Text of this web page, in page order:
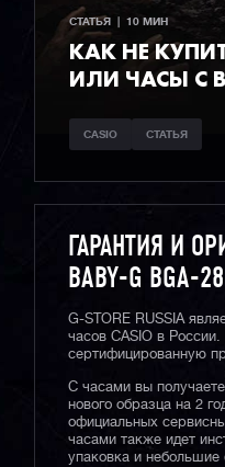
СТАТЬЯ  |  10 МИН
КАК НЕ
ИЛИ ЧАСЫ С
CASIO СТАТЬЯ
ГАРАНТИЯ И
BABY-G BGA-
G-STORE RUSSIA
часов CASIO в
сертифицированную
С часами вы
нового образца на 2
официальных
часами также идет
упаковка и